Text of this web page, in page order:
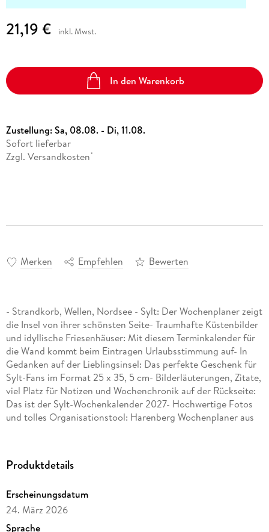
21,19 € inkl. Mwst.
In den Warenkorb
Zustellung:Sa, 08.08. - Di, 11.08.
Sofort lieferbar
Zzgl. Versandkosten *
Merken Empfehlen Bewerten
- Strandkorb, Wellen, Nordsee - Sylt: Der Wochenplaner zeigt
die Insel von ihrer schönsten Seite- Traumhafte Küstenbilder
und idyllische Friesenhäuser: Mit diesem Terminkalender für
die Wand kommt beim Eintragen Urlaubsstimmung auf- In
Gedanken auf der Lieblingsinsel: Das perfekte Geschenk für
Sylt-Fans im Format 25 x 35, 5 cm- Bilderläuterungen, Zitate,
viel Platz für Notizen und Wochenchronik auf der Rückseite:
Das ist der Sylt-Wochenkalender 2027- Hochwertige Fotos
und tolles Organisationstool: Harenberg Wochenplaner aus
Produktdetails
Erscheinungsdatum
24. März 2026
Sprache